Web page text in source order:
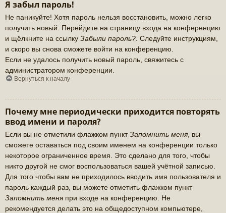
Я забыл пароль!
Не паникуйте! Хотя пароль нельзя восстановить, можно легко
получить новый. Перейдите на страницу входа на конференцию
и щёлкните на ссылку Забыли пароль? . Следуйте инструкциям,
и скоро вы снова сможете войти на конференцию.
Если не удалось получить новый пароль, свяжитесь с
администратором конференции.
Вернуться к началу
Почему мне периодически приходится повторять
ввод имени и пароля?
Если вы не отметили флажком пунктЗапомнить меня , вы
сможете оставаться под своим именем на конференции только
некоторое ограниченное время. Это сделано для того, чтобы
никто другой не смог воспользоваться вашей учётной записью.
Для того чтобы вам не приходилось вводить имя пользователя и
пароль каждый раз, вы можете отметить флажком пункт
Запомнить меня при входе на конференцию. Не
рекомендуется делать это на общедоступном компьютере,